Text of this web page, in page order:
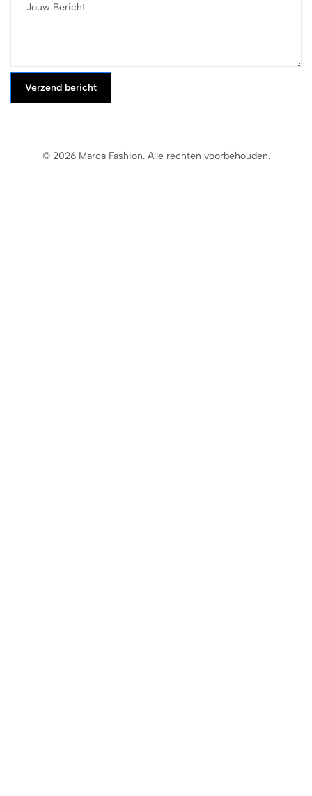
Verzend bericht
© 2026 Marca Fashion. Alle rechten voorbehouden.